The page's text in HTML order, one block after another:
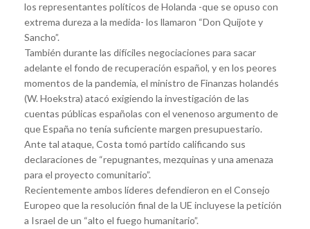
los representantes políticos de Holanda -que se opuso con
extrema dureza a la medida- los llamaron “Don Quijote y
Sancho”.
También durante las difíciles negociaciones para sacar
adelante el fondo de recuperación español, y en los peores
momentos de la pandemia, el ministro de Finanzas holandés
(W. Hoekstra) atacó exigiendo la investigación de las
cuentas públicas españolas con el venenoso argumento de
que España no tenía suficiente margen presupuestario.
Ante tal ataque, Costa tomó partido calificando sus
declaraciones de “repugnantes, mezquinas y una amenaza
para el proyecto comunitario”.
Recientemente ambos líderes defendieron en el Consejo
Europeo que la resolución final de la UE incluyese la petición
a Israel de un “alto el fuego humanitario”.